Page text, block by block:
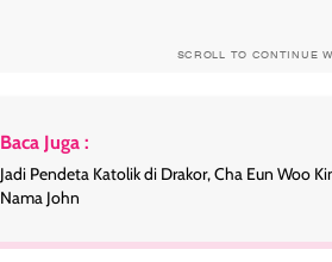
SCROLL TO CONTINUE
Baca Juga :
Jadi Pendeta Katolik di Drakor, Cha Eun Woo
Nama John